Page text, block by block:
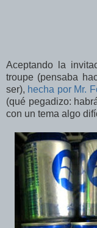
Aceptando la
troupe (pensaba
ser), hecha por Mr.
(qué pegadizo:
con un tema algo